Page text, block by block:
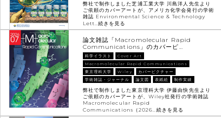
弊社で制作しました芝浦工業大学 川島洋人先生より
ご依頼のカバーアートが、アメリカ化学会発行の学術
雑誌 Environmental Science & Technology
Lett…続きを見る
論文雑誌「Macromolecular Rapid
Communications」のカバーピ…
科学イラスト
Cover Art
Macromolecular Rapid Communications
東京理科大学
Wiley
カバーピクチャー
学術雑誌・ジャーナル
論文図 表紙絵 制作実績
弊社で制作しました東京理科大学 伊藤由快先生より
ご依頼のカバーアートが、Wiley社発行の学術雑誌
Macromolecular Rapid
Communications（2026…続きを見る